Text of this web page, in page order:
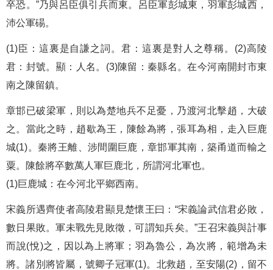
卒恐。”乃與呂臣俱引兵而東。呂臣軍彭城東，羽軍彭城西，
沛公軍碭。
(1)臣：這裏是自謙之詞。君：這裏是對人之尊稱。(2)高陵
君：封號。顯：人名。(3)陳留：秦縣名。在今河南開封市東
南之陳留鎮。
章邯已破梁軍，則以為楚地兵不足憂，乃渡河北擊趙，大破
之。當此之時，趙歇為王，陳餘為將，張耳為相，走入巨鹿
城(1)。秦將王離、涉間圍巨鹿，章邯軍其南，築甬道而輸之
粟。陳餘將卒數萬人軍巨鹿北，所謂河北軍也。
(1)巨鹿城：在今河北平鄉西南。
宋義所遇齊使者高陵君顯見楚懷王曰：“宋義論武信君必敗，
數日果敗。軍未戰先見敗徵，可謂知兵矣。”王召宋義與計事
而說(悅)之，因以為上將軍；羽為魯公，為次將，範增為未
將。諸別將皆屬，號卿子冠軍(1)。北救趙，至安陽(2)，留不